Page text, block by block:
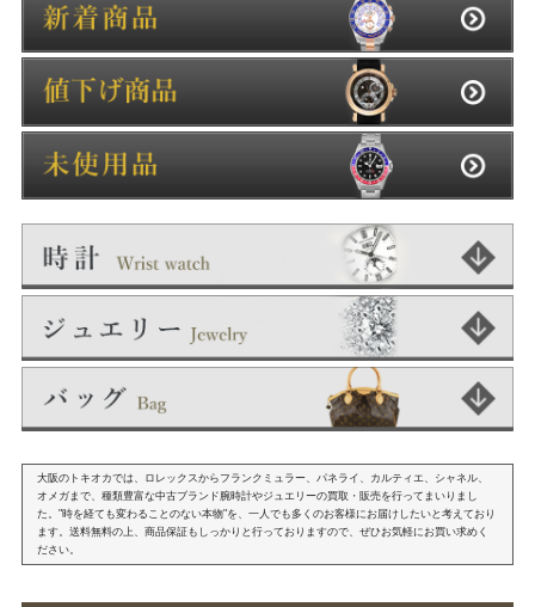
大阪のトキオカでは、ロレックスからフランクミュラー、パネライ、カルティエ、シャネル、
オメガまで、種類豊富な中古ブランド腕時計やジュエリーの買取・販売を行ってまいりまし
た。"時を経ても変わることのない本物"を、一人でも多くのお客様にお届けしたいと考えており
ます。送料無料の上、商品保証もしっかりと行っておりますので、ぜひお気軽にお買い求めく
ださい。